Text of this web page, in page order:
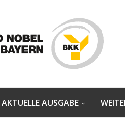
AKTUELLE AUSGABE